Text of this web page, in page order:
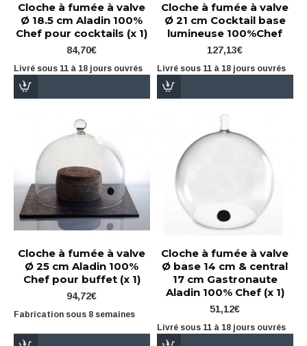
Cloche à fumée à valve
Ø 18.5 cm Aladin 100%
Chef pour cocktails (x 1)
84,70€
Livré sous 11 à 18 jours ouvrés
Cloche à fumée à valve
Ø 21 cm Cocktail base
lumineuse 100%Chef
127,13€
Livré sous 11 à 18 jours ouvrés
Cloche à fumée à valve
Ø 25 cm Aladin 100%
Chef pour buffet (x 1)
94,72€
Fabrication sous 8 semaines
Cloche à fumée à valve
Ø base 14 cm & central
17 cm Gastronaute
Aladin 100% Chef (x 1)
51,12€
Livré sous 11 à 18 jours ouvrés